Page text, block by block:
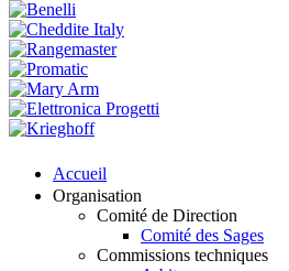
Accueil
Organisation
Comité de Direction
Comité des Sages
Commissions techniques